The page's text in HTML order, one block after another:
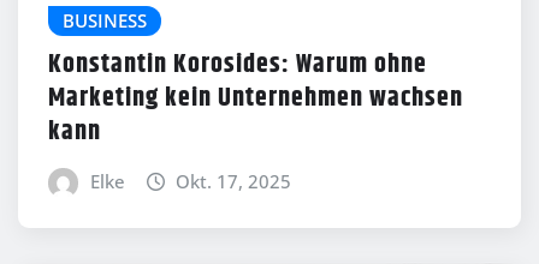
BUSINESS
Konstantin Korosides: Warum ohne
Marketing kein Unternehmen wachsen
kann
Elke Okt. 17, 2025